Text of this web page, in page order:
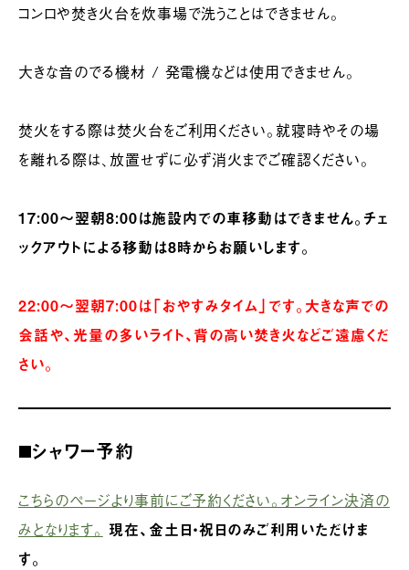
コンロや焚き火台を炊事場で洗うことはできません。
大きな音のでる機材 / 発電機などは使用できません。
焚火をする際は焚火台をご利用ください。就寝時やその場
を離れる際は、放置せずに必ず消火までご確認ください。
17:00～翌朝8:00は施設内での車移動はできません。チェ
ックアウトによる移動は8時からお願いします。
22:00〜翌朝7:00は「おやすみタイム」です。大きな声での
会話や、光量の多いライト、背の高い焚き火などご遠慮くだ
さい。
◼️シャワー予約
こちらのページより事前にご予約ください。オンライン決済の
みとなります。 現在、金土日・祝日のみご利用いただけま
す。